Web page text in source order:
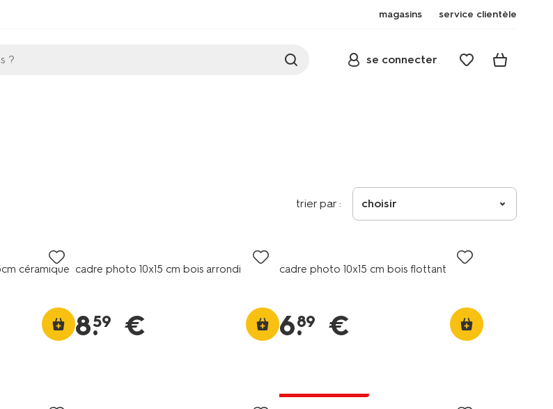
magasins service clientèle
? se connecter
trier par : choisir
céramique cadre photo 10x15 cm bois arrondi
8.
59 €
cadre photo 10x15 cm bois flottant
6.
89 €